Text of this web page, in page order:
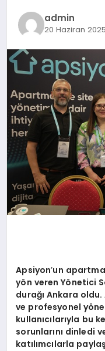
EĞİTİM
admin
20 Haziran 2025
Apsiyon’un
yön veren Yönetici
durağı Ankara
ve profesyonel yö
kullanıcılarıyla bu
sorunlarını dinledi
katılımcılarla